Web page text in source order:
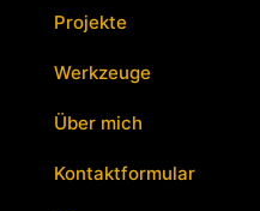
Projekte
Werkzeuge
Über mich
Kontaktformular